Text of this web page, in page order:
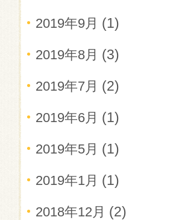
2019年9月 (1)
2019年8月 (3)
2019年7月 (2)
2019年6月 (1)
2019年5月 (1)
2019年1月 (1)
2018年12月 (2)